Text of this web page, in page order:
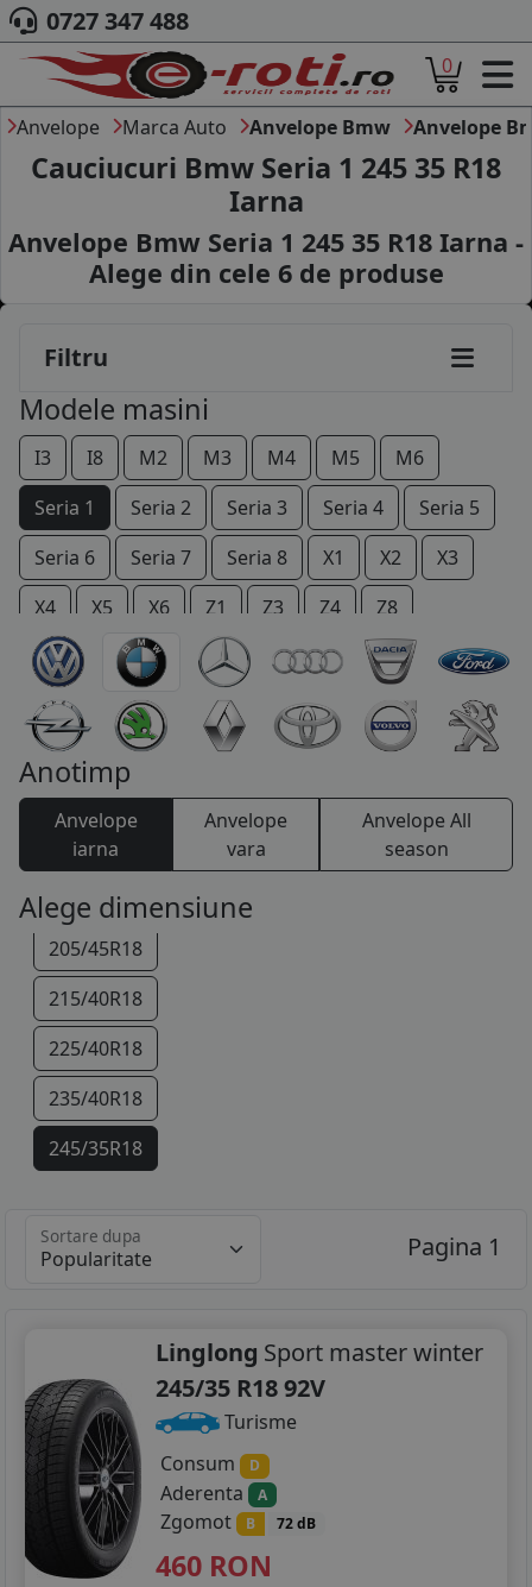
ACASA
DESPRE NOI
ANVELOPE
AUTO
CAMION
MOTO
AGROINDUSTRIALE
CAUTARE DUPA
BLOG
B2B - COLABORARE COMPANII
CONT
CONTACT
COS (
0 PRODUSE
0727 347 488
0
Anvelope Marca Auto Anvelope Bmw Anvelope
Cauciucuri Bmw Seria 1 245 35 R18
Iarna
Anvelope Bmw Seria 1 245 35 R18 Iarna -
Alege din cele 6de produse
Filtru
Modele masini
I3 I8 M2 M3 M4 M5
M6
Seria 1
Seria 2 Seria 3 Seria 4
Seria 5
Seria 6
Seria 7 Seria 8 X1 X2
X3
X4
X5 X6 Z1 Z3 Z4 Z8
Anotimp
Anvelope
iarna
Anvelope
vara
Anvelope All
season
Alege dimensiune
185/60R16
195/55R16
205/55R16
205/50R17
225/45R17
245/40R17
205/45R18
215/40R18
225/40R18
235/40R18
245/35R18
245/30R19
Sortare dupa Pagina 1
Linglong Sport master winter
245/35 R18 92V
Turisme
Consum
D
Aderenta A
Zgomot B 72 dB
460 RON